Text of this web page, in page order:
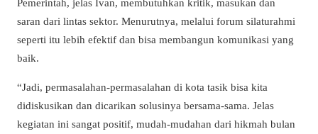
saran dari lintas sektor. Menurutnya, melalui forum silaturahmi
seperti itu lebih efektif dan bisa membangun komunikasi yang
baik.
“Jadi, permasalahan-permasalahan di kota tasik bisa kita
didiskusikan dan dicarikan solusinya bersama-sama. Jelas
kegiatan ini sangat positif, mudah-mudahan dari hikmah bulan